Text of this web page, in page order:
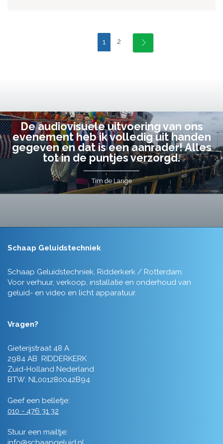
1 2
De audiovisuele uitvoering van ons
evenement heb ik volledig uit handen
gegeven en dat is een aanrader! Alles
tot in de puntjes verzorgd.
Tim de Lange
Schaap Geluidstechniek
Schaap Geluidstechniek, Ridderkerk / Rotterdam.
Voor verhuur, verkoop, installatie en onderhoud van
geluid- en video en licht apparatuur.
Vragen?
Gieterijstraat 48 A
2984 AB RIDDERKERK
Zuid-Holland Nederland
BTW: NL001280042B94
Geef een belletje:
010 - 476 31 32
Stuur een mailtje: